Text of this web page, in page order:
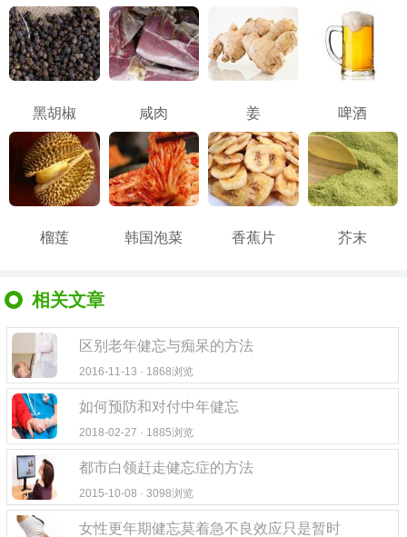
黑胡椒 咸肉 姜 啤酒
榴莲 韩国泡菜 香蕉片 芥末
相关文章
区别老年健忘与痴呆的方法
2016-11-13 · 1868浏览
如何预防和对付中年健忘
2018-02-27 · 1885浏览
都市白领赶走健忘症的方法
2015-10-08 · 3098浏览
女性更年期健忘莫着急不良效应只是暂时